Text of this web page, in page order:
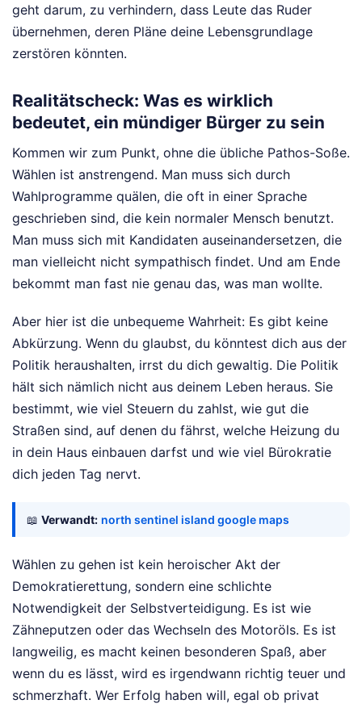
geht darum, zu verhindern, dass Leute das Ruder
übernehmen, deren Pläne deine Lebensgrundlage
zerstören könnten.
Realitätscheck: Was es wirklich
bedeutet, ein mündiger Bürger zu sein
Kommen wir zum Punkt, ohne die übliche Pathos-Soße.
Wählen ist anstrengend. Man muss sich durch
Wahlprogramme quälen, die oft in einer Sprache
geschrieben sind, die kein normaler Mensch benutzt.
Man muss sich mit Kandidaten auseinandersetzen, die
man vielleicht nicht sympathisch findet. Und am Ende
bekommt man fast nie genau das, was man wollte.
Aber hier ist die unbequeme Wahrheit: Es gibt keine
Abkürzung. Wenn du glaubst, du könntest dich aus der
Politik heraushalten, irrst du dich gewaltig. Die Politik
hält sich nämlich nicht aus deinem Leben heraus. Sie
bestimmt, wie viel Steuern du zahlst, wie gut die
Straßen sind, auf denen du fährst, welche Heizung du
in dein Haus einbauen darfst und wie viel Bürokratie
dich jeden Tag nervt.
📖 Verwandt: north sentinel island google maps
Wählen zu gehen ist kein heroischer Akt der
Demokratierettung, sondern eine schlichte
Notwendigkeit der Selbstverteidigung. Es ist wie
Zähneputzen oder das Wechseln des Motoröls. Es ist
langweilig, es macht keinen besonderen Spaß, aber
wenn du es lässt, wird es irgendwann richtig teuer und
schmerzhaft. Wer Erfolg haben will, egal ob privat